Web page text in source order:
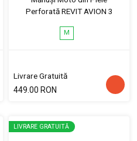
Perforată REVIT AVION 3
M
Livrare Gratuită
449.00 RON
LIVRARE GRATUITĂ